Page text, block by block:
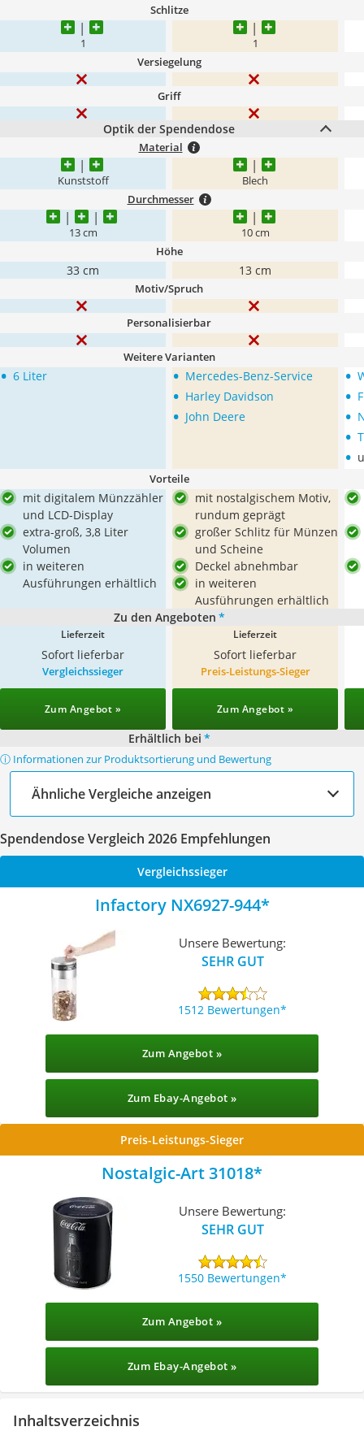
Schlitze
1 1
Versiegelung
Griff
Optik der Spendendose
Material
Kunststoff Blech
Durchmesser
13 cm 10 cm
Höhe
33 cm 13 cm
Motiv/Spruch
Personalisierbar
Weitere Varianten
• 6 Liter • Mercedes-Benz-Service
• Harley Davidson
• John Deere
•
•
•
•
•
Vorteile
mit digitalem Münzzähler
und LCD-Display
extra-groß, 3,8 Liter
Volumen
in weiteren
Ausführungen erhältlich
mit nostalgischem Motiv,
rundum geprägt
großer Schlitz für Münzen
und Scheine
Deckel abnehmbar
in weiteren
Ausführungen erhältlich
Zu den Angeboten *
Lieferzeit
Sofort lieferbar
Lieferzeit
Sofort lieferbar
Vergleichssieger
Zum Angebot »
Preis-Leistungs-Sieger
Zum Angebot »
Erhältlich bei *
ⓘ Informationen zur Produktsortierung und Bewertung
Ähnliche Vergleiche anzeigen
Spendendose Vergleich 2026 Empfehlungen
Vergleichssieger
Infactory ‎NX6927-944
Unsere Bewertung:
SEHR GUT
1512 Bewertungen
Zum Angebot »
Zum Ebay-Angebot »
Preis-Leistungs-Sieger
Nostalgic-Art 31018
Unsere Bewertung:
SEHR GUT
1550 Bewertungen
Zum Angebot »
Zum Ebay-Angebot »
Inhaltsverzeichnis